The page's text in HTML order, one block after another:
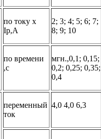
по току x
Ip,A
2; 3; 4; 5; 6; 7;
8; 9; 10
по времени
,с
мгн.,0,1; 0,15;
0,2; 0,25; 0,35;
0,4
переменный
ток
4,0 4,0 6,3